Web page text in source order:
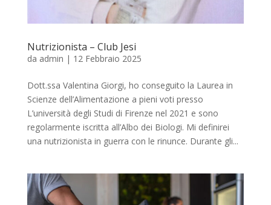
Nutrizionista – Club Jesi
da admin | 12 Febbraio 2025
Dott.ssa Valentina Giorgi, ho conseguito la Laurea in
Scienze dell’Alimentazione a pieni voti presso
L’università degli Studi di Firenze nel 2021 e sono
regolarmente iscritta all’Albo dei Biologi. Mi definirei
una nutrizionista in guerra con le rinunce. Durante gli...